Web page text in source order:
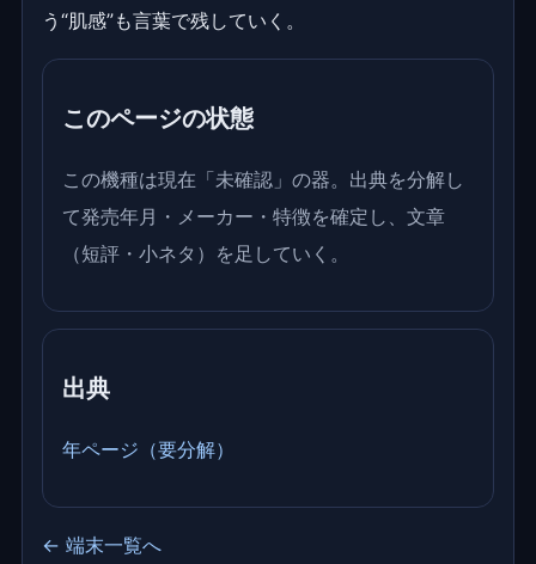
う“肌感”も言葉で残していく。
このページの状態
この機種は現在「未確認」の器。出典を分解し
て発売年月・メーカー・特徴を確定し、文章
（短評・小ネタ）を足していく。
出典
年ページ（要分解）
← 端末一覧へ